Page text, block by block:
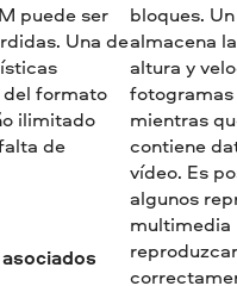
puede ser
Una de
formato
ilimitado
de
bloques.
almacena
altura y
fotogramas
mientras
contiene
vídeo. Es
algunos
multimedia